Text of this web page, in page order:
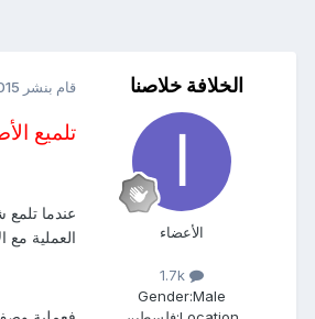
الخلافة خلاصنا
الأعضاء
Gender:Male
قام بنشر
تلميع
عندما
العملية مع